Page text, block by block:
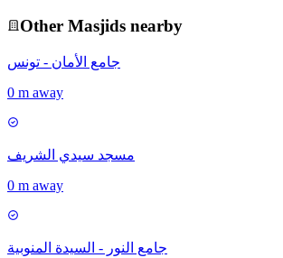
Other Masjids nearby
جامع الأمان - تونس
0 m away
مسجد سيدي الشريف
0 m away
جامع النور - السيدة المنوبية